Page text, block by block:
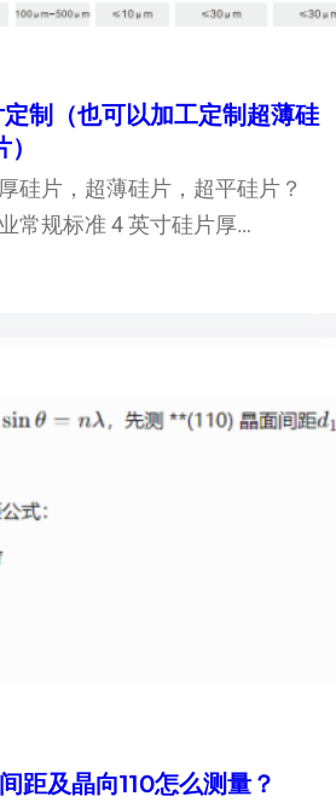
制（也可以加工定制超薄硅
硅片，超薄硅片，超平硅片？
常规标准 4 英寸硅片厚…
距及晶向110怎么测量？